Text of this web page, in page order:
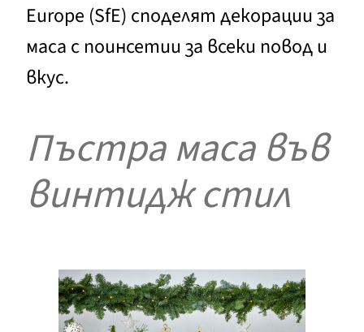
Europe (SfE) споделят декорации за
маса с поинсетии за всеки повод и
вкус.
Пъстра маса във
винтидж стил